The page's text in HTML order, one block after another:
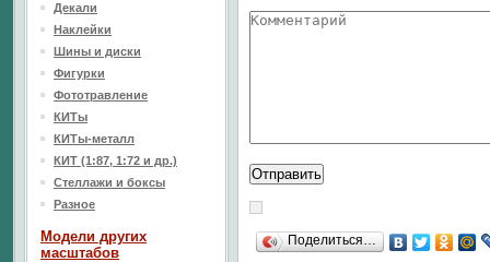
Поделиться…
Декали
Наклейки
Шины и диски
Фигурки
Фототравление
КИТы
КИТы-металл
КИТ (1:87, 1:72 и др.)
Стеллажи и боксы
Разное
Модели других
масштабов